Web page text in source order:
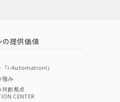
の提供価値
「i-Automation!」
強み
共創拠点
CENTER